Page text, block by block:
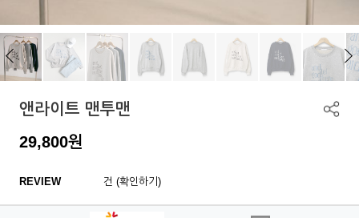
앤라이트 맨투맨
29,800원
REVIEW 건 (확인하기)